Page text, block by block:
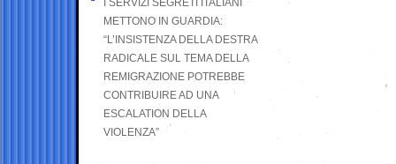
I SERVIZI SEGRETI ITALIANI
METTONO IN GUARDIA:
“L’INSISTENZA DELLA DESTRA
RADICALE SUL TEMA DELLA
REMIGRAZIONE POTREBBE
CONTRIBUIRE AD UNA
ESCALATION DELLA
VIOLENZA”